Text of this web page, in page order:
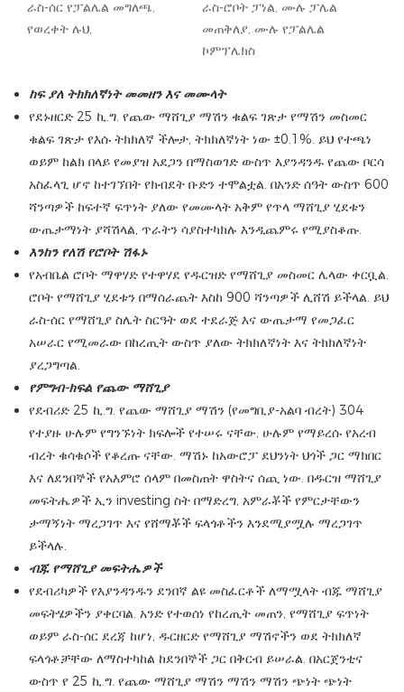
ራስ-ሰር የፓልሌል መግለጫ,
የወረቀት ሉህ,
ራስ-ሮቦት ፓነል, ሙሉ ፓሌል
መጠቅለያ, ሙሉ የፓልሌል
ኮምፕሌክስ
ከፍ ያለ ትክክለኛነት መመዘን እና መሙላት
የደኑዘርድ 25 ኪ.ግ. የጨው ማሸጊያ ማሽን ቁልፍ ገጽታ የማሽን መስመር
ቁልፍ ገጽታ የእሱ ትክክለኛ ችሎታ, ትክክለኛነት ነው ±0.1%. ይህ የተጫነ
ወይም ከልክ በላይ የመያዝ አደጋን በማስወገድ ውስጥ እያንዳንዱ የጨው ቦርሳ
አስፈላጊ ሆኖ ከተገኘበት የክብደት ቡድን ተሞልቷል. በአንድ ሰዓት ውስጥ 600
ሻንጣዎች ከፍተኛ ፍጥነት ያለው የመሙላት አቅም የጥላ ማሸጊያ ሂደቱን
ውጤታማነት ያሻሽላል, ጥራትን ሳያስተካክሉ እንዲጨምሩ የሚያስቆጡ.
እንከን የለሽ የሮቦት ሽፋኑ
የአብቤል ሮቦት ማዋሃድ የተዋሃደ የዱርዝድ የማሸጊያ መስመር ሌላው ቀርቧል.
ሮቦት የማሸጊያ ሂደቱን በማሰራጨት እስከ 900 ሻንጣዎች ሊሸሽ ይችላል. ይህ
ራስ-ሰር የማሸጊያ ስሌት ስርዓት ወደ ተደራጅ እና ውጤታማ የመጋፈር
አሠራር የሚመራው በከረጢት ውስጥ ያለው ትክክለኛነት እና ትክክለኛነት
ያረጋግጣል.
የምግብ-ክፍል የጨው ማሸጊያ
የደብሪድ 25 ኪ.ግ. የጨው ማሸጊያ ማሽን (የመግቢያ-አልባ ብረት) 304
የተያዙ ሁሉም የግንኙነት ክፍሎች የተሠሩ ናቸው, ሁሉም የማይረሱ የአረብ
ብረት ቁሳቁሶች የቆረጡ ናቸው. ማሽኑ ከአውሮፓ ደህንነት ህጎች ጋር ማክበር
እና ለደንበኞች የአእምሮ ሰላም በመስጠት ዋስትና ሰጪ ነው. በዱርዝ ማሸጊያ
መፍትሔዎች ኢን investing ስት በማድረግ, አምራቾች የምርታቸውን
ታማኝነት ማረጋገጥ እና የሸማቾች ፍላጎቶችን እንደሚያሟሉ ማረጋገጥ
ይችላሉ.
ብጁ የማሸጊያ መፍትሔዎች
የደብሪካዎች የእያንዳንዱን ደንበኛ ልዩ መስፈርቶች ለማሟላት ብጁ ማሸጊያ
መፍትሄዎችን ያቀርባል. አንድ የተወሰነ የከረጢት መጠን, የማሸጊያ ፍጥነት
ወይም ራስ-ሰር ደረጃ ከሆነ, ዱርዘርድ የማሸጊያ ማሽኖችን ወደ ትክክለኛ
ፍላጎቶቻቸው ለማስተካከል ከደንበኞች ጋር በቅርብ ይሠራል. በአርጀንቲና
ውስጥ የ 25 ኪ.ግ. የጨው ማሸጊያ ማሽን ማሽን ማሽን ጭነት ጭነት